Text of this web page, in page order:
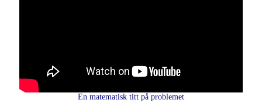
En matematisk titt på problemet